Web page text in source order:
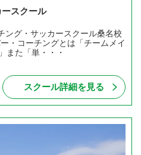
スクール
ング・サッカースクール桑名校
・コーチングとは「チームメイ
また「単・・・
スクール詳細を見る